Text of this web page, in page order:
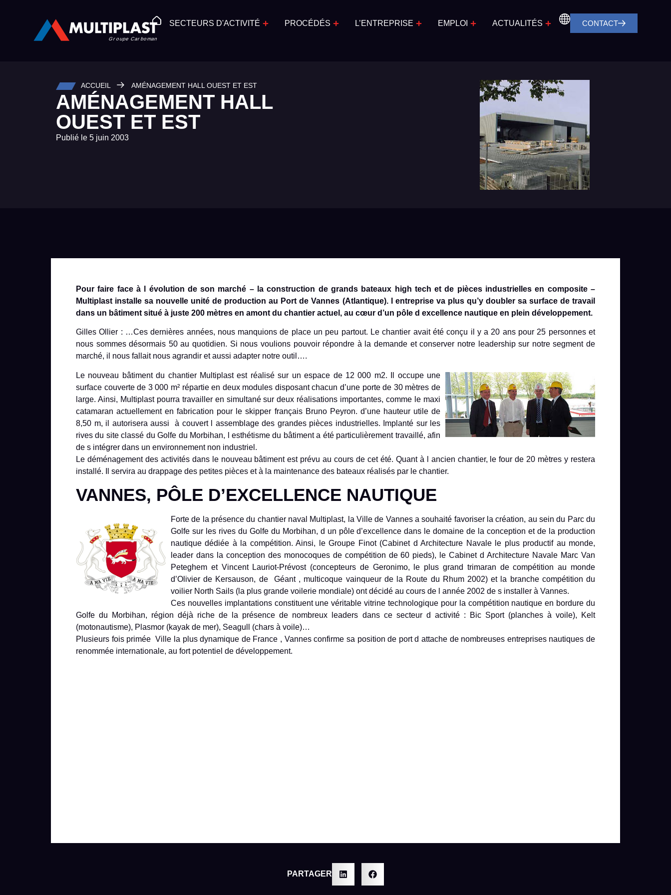
SECTEURS D'ACTIVITÉ PROCÉDÉS L’ENTREPRISE EMPLOI ACTUALITÉS CONTACT
ACCUEIL AMÉNAGEMENT HALL OUEST ET EST
AMÉNAGEMENT HALL
OUEST ET EST
Publié le 5 juin 2003
Pour faire face à l évolution de son marché – la construction de grands bateaux high tech et de pièces industrielles en composite –
Multiplast installe sa nouvelle unité de production au Port de Vannes (Atlantique). l entreprise va plus qu’y doubler sa surface de travail
dans un bâtiment situé à juste 200 mètres en amont du chantier actuel, au cœur d’un pôle d excellence nautique en plein développement.
Gilles Ollier : …Ces dernières années, nous manquions de place un peu partout. Le chantier avait été conçu il y a 20 ans pour 25 personnes et
nous sommes désormais 50 au quotidien. Si nous voulions pouvoir répondre à la demande et conserver notre leadership sur notre segment de
marché, il nous fallait nous agrandir et aussi adapter notre outil….
Le nouveau bâtiment du chantier Multiplast est réalisé sur un espace de 12 000 m2. Il occupe une
surface couverte de 3 000 m² répartie en deux modules disposant chacun d’une porte de 30 mètres de
large. Ainsi, Multiplast pourra travailler en simultané sur deux réalisations importantes, comme le maxi
catamaran actuellement en fabrication pour le skipper français Bruno Peyron. d’une hauteur utile de
8,50 m, il autorisera aussi à couvert l assemblage des grandes pièces industrielles. Implanté sur les
rives du site classé du Golfe du Morbihan, l esthétisme du bâtiment a été particulièrement travaillé, afin
de s intégrer dans un environnement non industriel.
Le déménagement des activités dans le nouveau bâtiment est prévu au cours de cet été. Quant à l ancien chantier, le four de 20 mètres y restera
installé. Il servira au drappage des petites pièces et à la maintenance des bateaux réalisés par le chantier.
VANNES, PÔLE D’EXCELLENCE NAUTIQUE
Forte de la présence du chantier naval Multiplast, la Ville de Vannes a souhaité favoriser la création, au sein du Parc du
Golfe sur les rives du Golfe du Morbihan, d un pôle d’excellence dans le domaine de la conception et de la production
nautique dédiée à la compétition. Ainsi, le Groupe Finot (Cabinet d Architecture Navale le plus productif au monde,
leader dans la conception des monocoques de compétition de 60 pieds), le Cabinet d Architecture Navale Marc Van
Peteghem et Vincent Lauriot-Prévost (concepteurs de Geronimo, le plus grand trimaran de compétition au monde
d’Olivier de Kersauson, de Géant , multicoque vainqueur de la Route du Rhum 2002) et la branche compétition du
voilier North Sails (la plus grande voilerie mondiale) ont décidé au cours de l année 2002 de s installer à Vannes.
Ces nouvelles implantations constituent une véritable vitrine technologique pour la compétition nautique en bordure du
Golfe du Morbihan, région déjà riche de la présence de nombreux leaders dans ce secteur d activité : Bic Sport (planches à voile), Kelt
(motonautisme), Plasmor (kayak de mer), Seagull (chars à voile)…
Plusieurs fois primée Ville la plus dynamique de France , Vannes confirme sa position de port d attache de nombreuses entreprises nautiques de
renommée internationale, au fort potentiel de développement.
PARTAGER